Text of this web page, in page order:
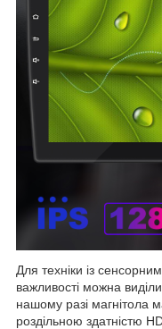
Для техніки із
важливості можна
нашому разі магнітола
роздільною здатністю